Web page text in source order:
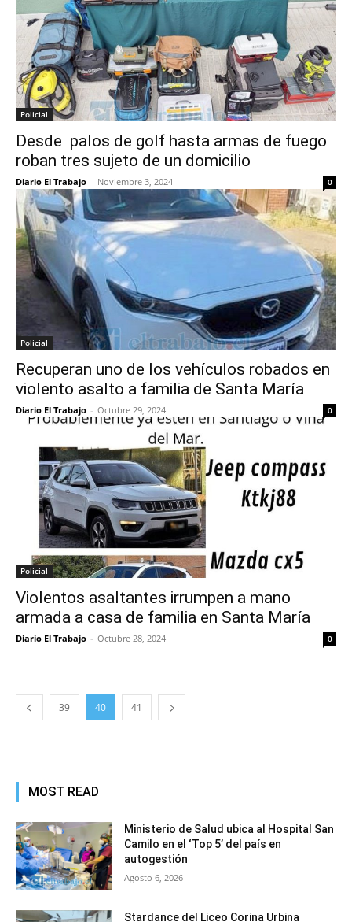
Policial
Desde palos de golf hasta armas de fuego
roban tres sujeto de un domicilio
Diario El Trabajo - Noviembre 3, 2024 0
Policial
Recuperan uno de los vehículos robados en
violento asalto a familia de Santa María
Diario El Trabajo - Octubre 29, 2024 0
Policial
Violentos asaltantes irrumpen a mano
armada a casa de familia en Santa María
Diario El Trabajo - Octubre 28, 2024 0
39 40 41
MOST READ
Ministerio de Salud ubica al Hospital San
Camilo en el ‘Top 5’ del país en
autogestión
Agosto 6, 2026
Stardance del Liceo Corina Urbina